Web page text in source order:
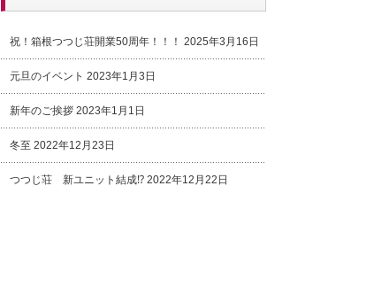
祝！箱根つつじ荘開業50周年！！！ 2025年3月16日
元旦のイベント 2023年1月3日
新年のご挨拶 2023年1月1日
冬至 2022年12月23日
つつじ荘 新ユニット結成⁉ 2022年12月22日